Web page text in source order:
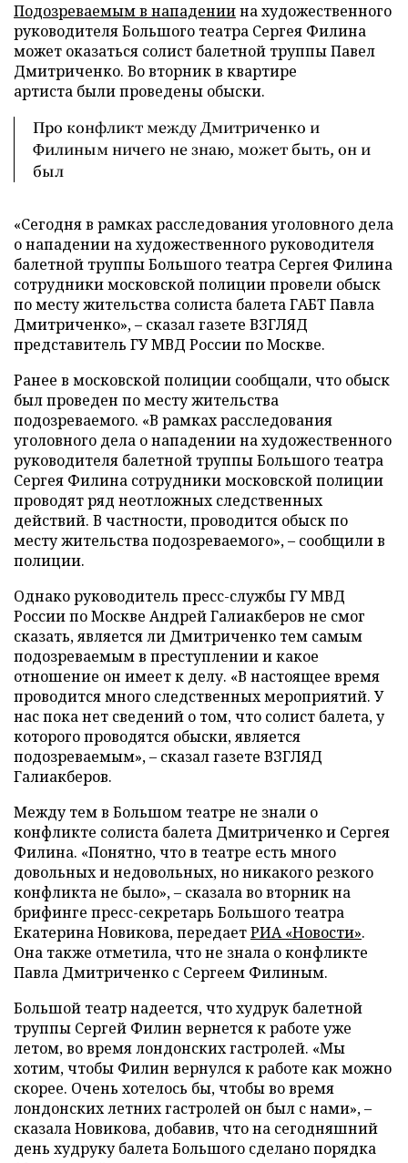
Подозреваемым в нападениина художественного
руководителя Большого театра Сергея Филина
может оказаться солист балетной труппы Павел
Дмитриченко. Во вторник в квартире
артиста были проведены обыски.
Про конфликт между Дмитриченко и
Филиным ничего не знаю, может быть, он и
был
«Сегодня в рамках расследования уголовного дела
о нападении на художественного руководителя
балетной труппы Большого театра Сергея Филина
сотрудники московской полиции провели обыск
по месту жительства солиста балета ГАБТ Павла
Дмитриченко», – сказал газете ВЗГЛЯД
представитель ГУ МВД России по Москве.
Ранее в московской полиции сообщали, что обыск
был проведен по месту жительства
подозреваемого. «В рамках расследования
уголовного дела о нападении на художественного
руководителя балетной труппы Большого театра
Сергея Филина сотрудники московской полиции
проводят ряд неотложных следственных
действий. В частности, проводится обыск по
месту жительства подозреваемого», – сообщили в
полиции.
Однако руководитель пресс-службы ГУ МВД
России по Москве Андрей Галиакберов не смог
сказать, является ли Дмитриченко тем самым
подозреваемым в преступлении и какое
отношение он имеет к делу. «В настоящее время
проводится много следственных мероприятий. У
нас пока нет сведений о том, что солист балета, у
которого проводятся обыски, является
подозреваемым», – сказал газете ВЗГЛЯД
Галиакберов.
Между тем в Большом театре не знали о
конфликте солиста балета Дмитриченко и Сергея
Филина. «Понятно, что в театре есть много
довольных и недовольных, но никакого резкого
конфликта не было», – сказала во вторник на
брифинге пресс-секретарь Большого театра
Екатерина Новикова, передаетРИА «Новости».
Она также отметила, что не знала о конфликте
Павла Дмитриченко с Сергеем Филиным.
Большой театр надеется, что худрук балетной
труппы Сергей Филин вернется к работе уже
летом, во время лондонских гастролей. «Мы
хотим, чтобы Филин вернулся к работе как можно
скорее. Очень хотелось бы, чтобы во время
лондонских летних гастролей он был с нами», –
сказала Новикова, добавив, что на сегодняшний
день худруку балета Большого сделано порядка